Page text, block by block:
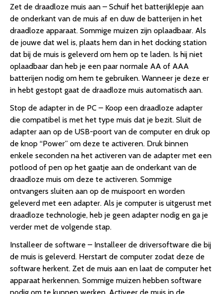
Zet de draadloze muis aan – Schuif het batterijklepje aan
de onderkant van de muis af en duw de batterijen in het
draadloze apparaat. Sommige muizen zijn oplaadbaar. Als
de jouwe dat wel is, plaats hem dan in het docking station
dat bij de muis is geleverd om hem op te laden. Is hij niet
oplaadbaar dan heb je een paar normale AA of AAA
batterijen nodig om hem te gebruiken. Wanneer je deze er
in hebt gestopt gaat de draadloze muis automatisch aan.
Stop de adapter in de PC – Koop een draadloze adapter
die compatibel is met het type muis dat je bezit. Sluit de
adapter aan op de USB-poort van de computer en druk op
de knop “Power” om deze te activeren. Druk binnen
enkele seconden na het activeren van de adapter met een
potlood of pen op het gaatje aan de onderkant van de
draadloze muis om deze te activeren. Sommige
ontvangers sluiten aan op de muispoort en worden
geleverd met een adapter. Als je computer is uitgerust met
draadloze technologie, heb je geen adapter nodig en ga je
verder met de volgende stap.
Installeer de software – Installeer de driversoftware die bij
de muis is geleverd. Herstart de computer zodat deze de
software herkent. Zet de muis aan en laat de computer het
apparaat herkennen. Sommige muizen hebben software
nodig om te kunnen werken. Activeer de muis in de